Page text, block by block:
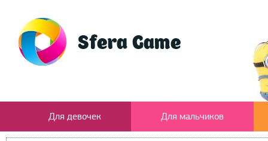
Для девочек Для мальчиков